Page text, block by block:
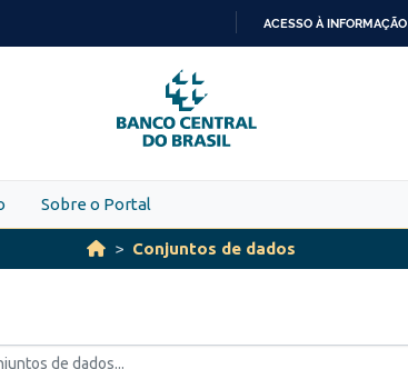
PARA
O
CONTEÚDO
ACESSO À INFORMAÇÃO
Sobre o Portal
Conjuntos de dados